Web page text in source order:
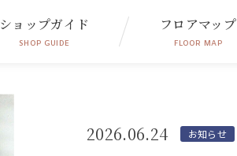
ショップガイド
SHOP GUIDE
フロアマップ
FLOOR MAP
2026.06.24 お知らせ